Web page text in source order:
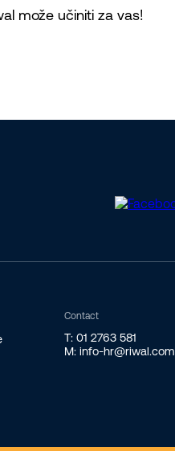
može učiniti za vas!
Contact
T: 01 2763 581
M: info-hr@riwal.com